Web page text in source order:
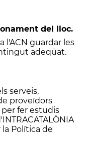
del lloc.
l'ACN guardar les
adeqüat.
serveis,
proveïdors
fer estudis
la Política de